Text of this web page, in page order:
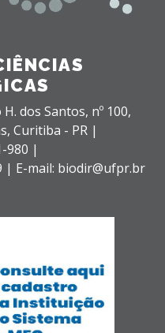
dos Santos, nº 100,
Curitiba - PR |
980 |
| E-mail: biodir@ufpr.br